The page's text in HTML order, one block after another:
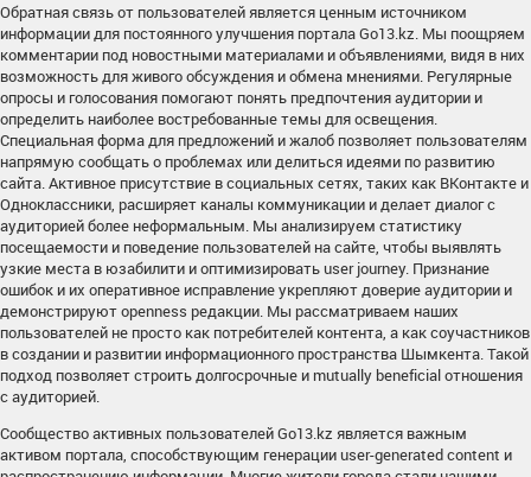
Обратная связь от пользователей является ценным источником
информации для постоянного улучшения портала Go13.kz. Мы поощряем
комментарии под новостными материалами и объявлениями, видя в них
возможность для живого обсуждения и обмена мнениями. Регулярные
опросы и голосования помогают понять предпочтения аудитории и
определить наиболее востребованные темы для освещения.
Специальная форма для предложений и жалоб позволяет пользователям
напрямую сообщать о проблемах или делиться идеями по развитию
сайта. Активное присутствие в социальных сетях, таких как ВКонтакте и
Одноклассники, расширяет каналы коммуникации и делает диалог с
аудиторией более неформальным. Мы анализируем статистику
посещаемости и поведение пользователей на сайте, чтобы выявлять
узкие места в юзабилити и оптимизировать user journey. Признание
ошибок и их оперативное исправление укрепляют доверие аудитории и
демонстрируют openness редакции. Мы рассматриваем наших
пользователей не просто как потребителей контента, а как соучастников
в создании и развитии информационного пространства Шымкента. Такой
подход позволяет строить долгосрочные и mutually beneficial отношения
с аудиторией.
Сообщество активных пользователей Go13.kz является важным
активом портала, способствующим генерации user-generated content и